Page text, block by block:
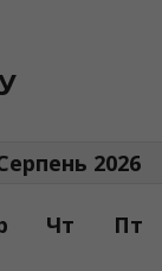
2026
Чт Пт